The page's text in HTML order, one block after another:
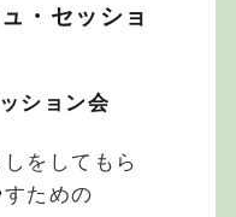
・セッショ
ション会
をしてもら
ための